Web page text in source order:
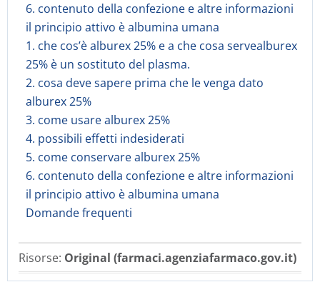
6. contenuto della confezione e altre informazioni
il principio attivo è albumina umana
1. che cos’è alburex 25% e a che cosa servealburex
25% è un sostituto del plasma.
2. cosa deve sapere prima che le venga dato
alburex 25%
3. come usare alburex 25%
4. possibili effetti indesiderati
5. come conservare alburex 25%
6. contenuto della confezione e altre informazioni
il principio attivo è albumina umana
Domande frequenti
Risorse: Original (farmaci.agenziafarmaco.gov.it)